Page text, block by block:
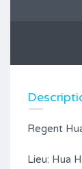
Regent
Lieu: Hua